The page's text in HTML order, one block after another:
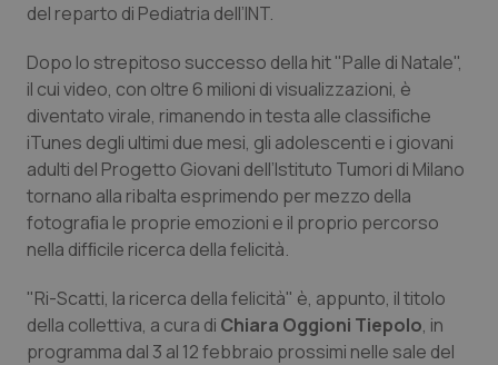
Molise
Piemonte
Provincia Autonoma di Bolzano
Puglia
Epatiti
HIV
Infezioni & Febbre
Malattie rare
del reparto di Pediatria dell’INT.
Dopo lo strepitoso successo della hit "Palle di Natale",
il cui video, con oltre 6 milioni di visualizzazioni, è
diventato virale, rimanendo in testa alle classiﬁche
iTunes degli ultimi due mesi, gli adolescenti e i giovani
adulti del Progetto Giovani dell’Istituto Tumori di Milano
tornano alla ribalta esprimendo per mezzo della
fotograﬁa le proprie emozioni e il proprio percorso
nella difﬁcile ricerca della felicità.
"Ri-Scatti, la ricerca della felicità" è, appunto, il titolo
della collettiva, a cura di Chiara Oggioni Tiepolo, in
programma dal 3 al 12 febbraio prossimi nelle sale del